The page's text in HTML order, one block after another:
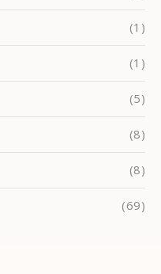
(1)
(1)
(5)
(8)
(8)
(69)